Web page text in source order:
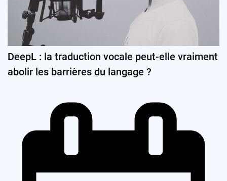
DeepL : la traduction vocale peut-elle vraiment
abolir les barrières du langage ?